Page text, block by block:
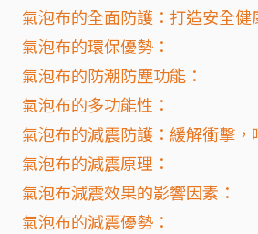
氣泡布的全面防護：打造安全
氣泡布的環保優勢：
氣泡布的防潮防塵功能：
氣泡布的多功能性：
氣泡布的減震防護：緩解衝擊，
氣泡布的減震原理：
氣泡布減震效果的影響因素：
氣泡布的減震優勢：